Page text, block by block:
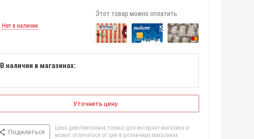
Нет в наличии
Этот товар можно оплатить
В наличии в магазинах:
Уточнить цену
Поделиться
Цена действительна только для интернет-магазина и
может отличаться от цен в розничных магазинах